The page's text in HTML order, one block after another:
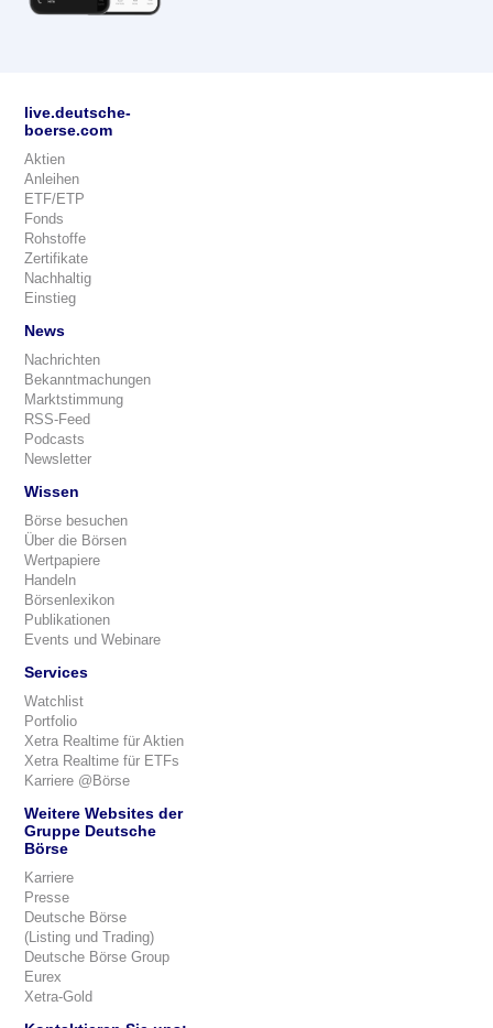
live.deutsche-
boerse.com
Aktien
Anleihen
ETF/ETP
Fonds
Rohstoffe
Zertifikate
Nachhaltig
Einstieg
News
Nachrichten
Bekanntmachungen
Marktstimmung
RSS-Feed
Podcasts
Newsletter
Wissen
Börse besuchen
Über die Börsen
Wertpapiere
Handeln
Börsenlexikon
Publikationen
Events und Webinare
Services
Watchlist
Portfolio
Xetra Realtime für Aktien
Xetra Realtime für ETFs
Karriere @Börse
Weitere Websites der
Gruppe Deutsche
Börse
Karriere
Presse
Deutsche Börse
(Listing und Trading)
Deutsche Börse Group
Eurex
Xetra-Gold